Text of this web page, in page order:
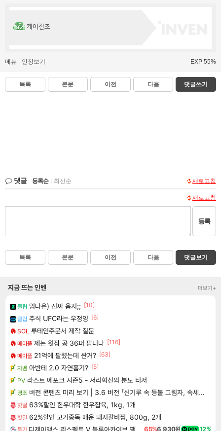
케이진조
메뉴 인장보기 EXP 55%
목록 본문 이전 다음 댓글쓰기
댓글 등록순 최신순 새로고침
새로고침
등록
목록 본문 이전 다음 댓글보기
지금 뜨는 인벤 더보기+
클립 임나은) 진짜 음지;; [10]
클립 주식 UFC라는 우정잉 [6]
SOL 루테인주문서 제작 질문
메이플 제논 윗잠 공 36퍼 팝니다 [116]
메이플 21억에 팔렸는데 싼거? [63]
차벤 아반테 2.0 자연흡기? [5]
PV 라스트 에포크 시즌5 - 서리화신의 분노 티저
명조 버전 콘텐츠 미리 보기 | 3.6 버전 「신기루 속 등불 그림자, 속세에 깃든 검의 결심」이 8월 20일에 업데이트됩니다!
핫딜 63%할인 한우대학 한우잡육, 1kg, 1개
핫딜 62%할인 고기중독 매운 돼지갈비찜, 800g, 2개
특가 디제이맥스 리스펙트 V 블루아카이브 팩 DJMAX RESPECT V Blue Archive Pack DLC65%6,930원 12%